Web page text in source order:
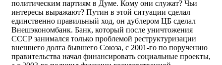
политическим партиям в Думе. Кому они служат? Чьи
интересы выражают? Путин в этой ситуации сделал
единственно правильный ход, он дублером ЦБ сделал
Внешэкономбанк. Банк, который после уничтожения
СССР занимался только проблемой реструктуризации
внешнего долга бывшего Союза, с 2001-го по поручению
правительства начал финансировать социальные проекты,